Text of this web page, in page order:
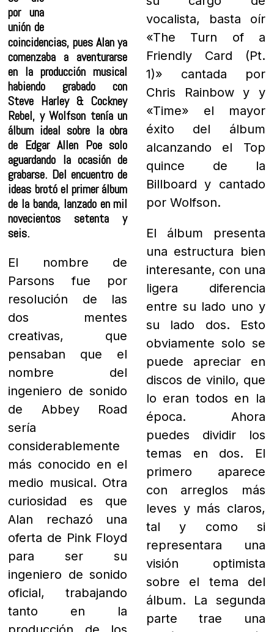
pues Alan ya comenzaba a
aventurarse en la
producción musical
habiendo grabado con
Steve Harley & Cockney
Rebel, y Wolfson tenía un
álbum ideal sobre la obra
de Edgar Allen Poe solo
aguardando la ocasión de
grabarse. Del encuentro de
ideas brotó el primer álbum
de la banda, lanzado en mil
novecientos setenta y
seis.
El nombre de
resolución de las
dos mentes
creativas, que
pensaban que el
nombre del
ingeniero de sonido
de Abbey Road
sería
considerablemente
más conocido en el
medio musical. Otra
curiosidad es que
Alan rechazó una
oferta de Pink Floyd
para ser su
ingeniero de sonido
oficial, trabajando
tanto en la
producción de los
discos como en las
vocalista, basta oír
«The Turn of a
Friendly Card (Pt.
1)» cantada por
Chris Rainbow y y
«Time» el mayor
éxito del álbum
alcanzando el Top
quince de la
Billboard y cantado
por Wolfson.
una estructura bien
interesante, con una
ligera diferencia
entre su lado uno y
su lado dos. Esto
obviamente solo se
puede apreciar en
discos de vinilo, que
lo eran todos en la
época. Ahora
puedes dividir los
temas en dos. El
primero aparece
con arreglos más
leves y más claros,
tal y como si
representara una
visión optimista
sobre el tema del
álbum. La segunda
parte trae una
atmósfera más